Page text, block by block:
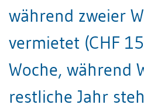
während zweier
vermietet (CHF
Woche, während
restliche Jahr